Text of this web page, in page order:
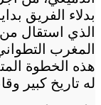
بدلاء الفريق
الذي استقال
المغرب
هذه الخطوة
له تاريخ كبير